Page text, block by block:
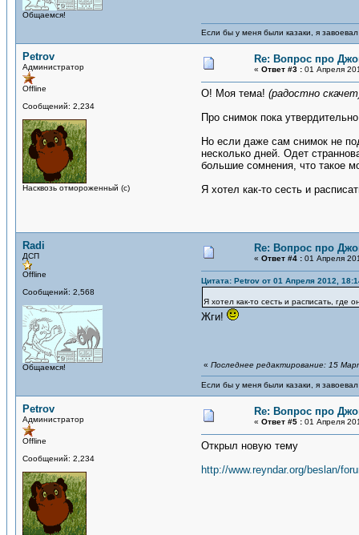
Общаемся!
Если бы у меня были казаки, я
Petrov
Администратор
Offline
Сообщений: 2,234
Насквозь отмороженный (с)
Re: Вопрос про
« Ответ #3 : 01 Апреля
О! Моя тема! (радостно
Про снимок пока
Но если даже сам снимок не
несколько дней. Одет
большие сомнения, что такое
Я хотел как-то сесть и
Radi
ДСП
Offline
Сообщений: 2,568
Общаемся!
Re: Вопрос про
« Ответ #4 : 01 Апреля
Цитата: Petrov от 01 Апреля 2012,
Я хотел как-то сесть и расписать, где
Жги!
« Последнее редактирование: 15
Если бы у меня были казаки, я
Petrov
Администратор
Offline
Сообщений: 2,234
Re: Вопрос про
« Ответ #5 : 01 Апреля
Открыл новую тему
http://www.reyndar.org/beslan/